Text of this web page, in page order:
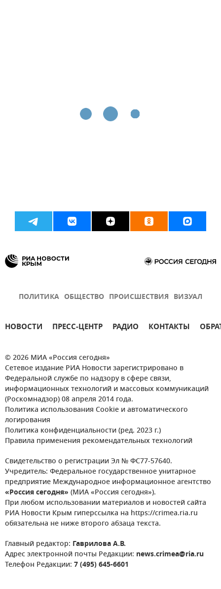
ПОЛИТИКА ОБЩЕСТВО ПРОИСШЕСТВИЯ ВИЗУАЛ
НОВОСТИ ПРЕСС-ЦЕНТР РАДИО КОНТАКТЫ
© 2026 МИА «Россия сегодня»
Сетевое издание РИА Новости зарегистрировано в
Федеральной службе по надзору в сфере связи,
информационных технологий и массовых коммуникаций
(Роскомнадзор) 08 апреля 2014 года.
Политика использования Cookie и автоматического
логирования
Политика конфиденциальности (ред. 2023 г.)
Правила применения рекомендательных технологий
Свидетельство о регистрации Эл № ФС77-57640.
Учредитель: Федеральное государственное унитарное
предприятие Международное информационное агентство
«Россия сегодня» (МИА «Россия сегодня»).
При любом использовании материалов и новостей сайта
РИА Новости Крым гиперссылка на https://crimea.ria.ru
обязательна не ниже второго абзаца текста.
Главный редактор: Гаврилова А.В.
Адрес электронной почты Редакции: news.crimea@ria.ru
Телефон Редакции: 7 (495) 645-6601